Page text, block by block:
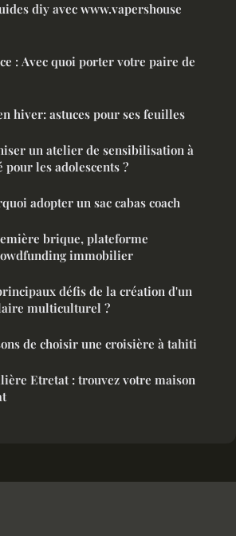
diy avec www.vapershouse
: Avec quoi porter votre paire de
hiver: astuces pour ses feuilles
un atelier de sensibilisation à
les adolescents ?
adopter un sac cabas coach
brique, plateforme
immobilier
défis de la création d'un
multiculturel ?
de choisir une croisière à tahiti
Etretat : trouvez votre maison